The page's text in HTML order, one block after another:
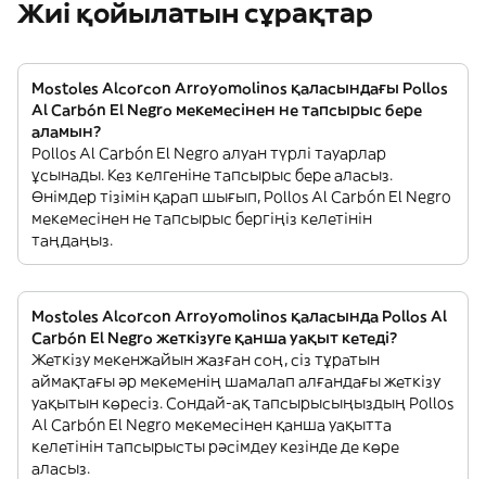
Жиі қойылатын сұрақтар
Mostoles Alcorcon Arroyomolinos қаласындағы Pollos
Al Carbón El Negro мекемесінен не тапсырыс бере
аламын?
Pollos Al Carbón El Negro алуан түрлі тауарлар
ұсынады. Кез келгеніне тапсырыс бере аласыз.
Өнімдер тізімін қарап шығып, Pollos Al Carbón El Negro
мекемесінен не тапсырыс бергіңіз келетінін
таңдаңыз.
Mostoles Alcorcon Arroyomolinos қаласында Pollos Al
Carbón El Negro жеткізуге қанша уақыт кетеді?
Жеткізу мекенжайын жазған соң, сіз тұратын
аймақтағы әр мекеменің шамалап алғандағы жеткізу
уақытын көресіз. Сондай-ақ тапсырысыңыздың Pollos
Al Carbón El Negro мекемесінен қанша уақытта
келетінін тапсырысты рәсімдеу кезінде де көре
аласыз.